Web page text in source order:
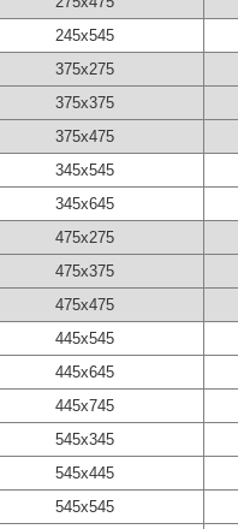
245х545
375х275
375х375
375х475
345х545
345х645
475х275
475х375
475х475
445х545
445х645
445х745
545х345
545х445
545х545